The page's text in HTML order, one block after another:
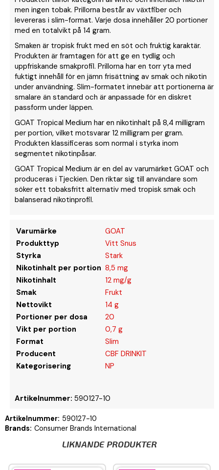
men ingen tobak. Prillorna består av växtfiber och
levereras i slim-format. Varje dosa innehåller 20 portioner
med en totalvikt på 14 gram.
Smaken är tropisk frukt med en söt och fruktig karaktär.
Produkten är framtagen för att ge en tydlig och
uppfriskande smakprofil. Prillorna har en torr yta med
fuktigt innehåll för en jämn frisättning av smak och nikotin
under användning. Slim-formatet innebär att portionerna är
smalare än standard och är anpassade för en diskret
passform under läppen.
GOAT Tropical Medium har en nikotinhalt på 8,4 milligram
per portion, vilket motsvarar 12 milligram per gram.
Produkten klassificeras som normal i styrka inom
segmentet nikotinpåsar.
GOAT Tropical Medium är en del av varumärket GOAT och
produceras i Tjeckien. Den riktar sig till användare som
söker ett tobaksfritt alternativ med tropisk smak och
balanserad nikotinprofil.
Varumärke
GOAT
Produkttyp
Vitt Snus
Styrka
Stark
Nikotinhalt per portion 8,5 mg
Nikotinhalt
12 mg/g
Smak
Frukt
Nettovikt
14 g
Portioner per dosa
20
Vikt per portion
0,7 g
Format
Slim
Producent
CBF DRINKIT
Kategorisering
NP
Artikelnummer: 590127-10
Artikelnummer: 590127-10
Brands: Consumer Brands International
LIKNANDE PRODUKTER